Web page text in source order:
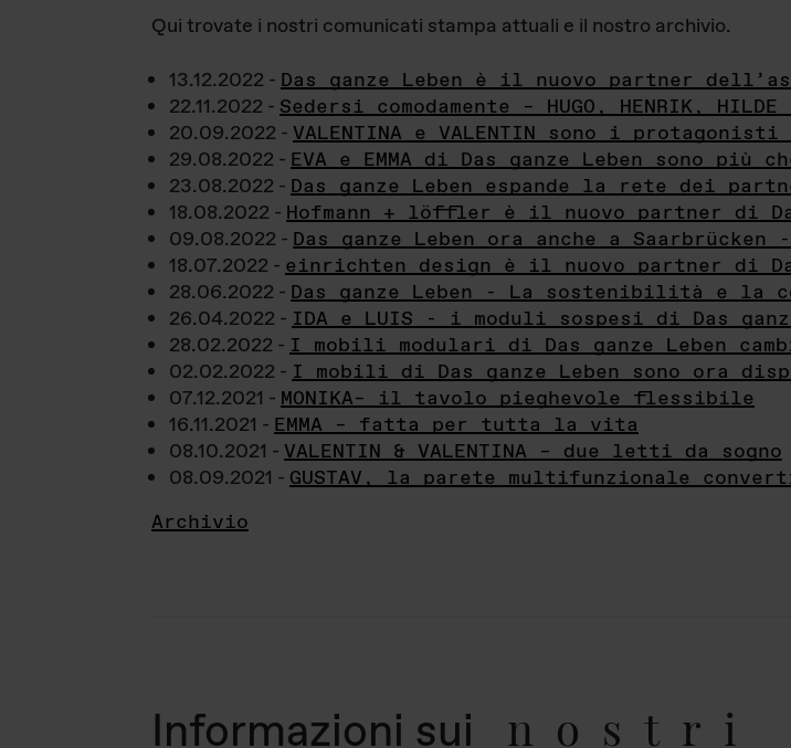
Qui trovate i nostri comunicati stampa attuali e il nostro archivio.
13.12.2022 - Das ganze Leben è il nuovo partner
22.11.2022 - Sedersi comodamente – HUGO, HENRIK, HILDE
20.09.2022 - VALENTINA e VALENTIN sono i
29.08.2022 - EVA e EMMA di Das ganze Leben sono
23.08.2022 - Das ganze Leben espande la rete dei
18.08.2022 - Hofmann + löffler è il nuovo partner di
09.08.2022 - Das ganze Leben ora anche a
18.07.2022 - einrichten design è il nuovo partner di
28.06.2022 - Das ganze Leben - La sostenibilità e la
26.04.2022 - IDA e LUIS - i moduli sospesi di Das
28.02.2022 - I mobili modulari di Das ganze Leben
02.02.2022 - I mobili di Das ganze Leben sono ora
07.12.2021 - MONIKA– il tavolo pieghevole flessibile
16.11.2021 - EMMA – fatta per tutta la vita
08.10.2021 - VALENTIN & VALENTINA – due letti da sogno
08.09.2021 - GUSTAV, la parete multifunzionale
Archivio
Informazioni sui nostri